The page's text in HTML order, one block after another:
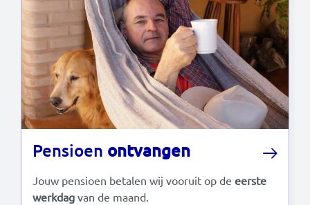
Pensioen ontvangen
Jouw pensioen betalen wij vooruit op de eerste
werkdag van de maand.